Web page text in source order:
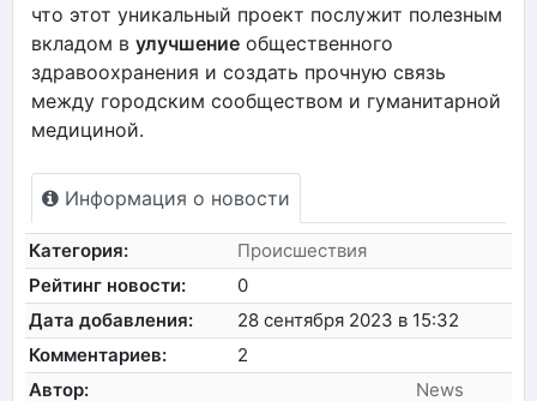
что этот уникальный проект послужит полезным
вкладом в улучшение общественного
здравоохранения и создать прочную связь
между городским сообществом и гуманитарной
медициной.
Информация о новости
Категория:
Происшествия
Рейтинг новости:
0
Дата добавления:
28 сентября 2023 в 15:32
Комментариев:
2
Автор:
News